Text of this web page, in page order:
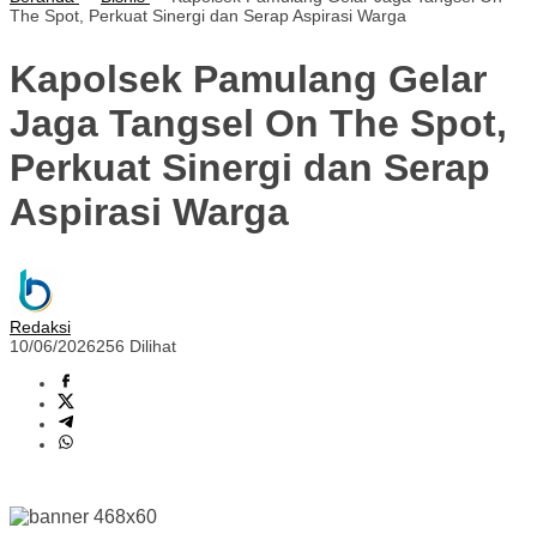
The Spot, Perkuat Sinergi dan Serap Aspirasi Warga
Kapolsek Pamulang Gelar
Jaga Tangsel On The Spot,
Perkuat Sinergi dan Serap
Aspirasi Warga
Redaksi
10/06/2026256 Dilihat